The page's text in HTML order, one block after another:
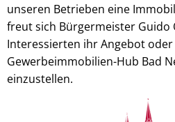
unseren Betrieben eine
freut sich Bürgermeister
Interessierten ihr Angebot
Gewerbeimmobilien-Hub Bad
einzustellen.